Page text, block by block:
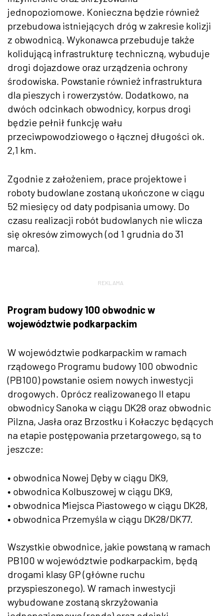
jednopoziomowe. Konieczna będzie również
przebudowa istniejących dróg w zakresie kolizji
z obwodnicą. Wykonawca przebuduje także
kolidującą infrastrukturę techniczną, wybuduje
drogi dojazdowe oraz urządzenia ochrony
środowiska. Powstanie również infrastruktura
dla pieszych i rowerzystów. Dodatkowo, na
dwóch odcinkach obwodnicy, korpus drogi
będzie pełnił funkcję wału
przeciwpowodziowego o łącznej długości ok.
2,1 km.
Zgodnie z założeniem, prace projektowe i
roboty budowlane zostaną ukończone w ciągu
52 miesięcy od daty podpisania umowy. Do
czasu realizacji robót budowlanych nie wlicza
się okresów zimowych (od 1 grudnia do 31
marca).
REKLAMA
Program budowy 100 obwodnic w
województwie podkarpackim
W województwie podkarpackim w ramach
rządowego Programu budowy 100 obwodnic
(PB100) powstanie osiem nowych inwestycji
drogowych. Oprócz realizowanego II etapu
obwodnicy Sanoka w ciągu DK28 oraz obwodnic
Pilzna, Jasła oraz Brzostku i Kołaczyc będących
na etapie postępowania przetargowego, są to
jeszcze:
• obwodnica Nowej Dęby w ciągu DK9,
• obwodnica Kolbuszowej w ciągu DK9,
• obwodnica Miejsca Piastowego w ciągu DK28,
• obwodnica Przemyśla w ciągu DK28/DK77.
Wszystkie obwodnice, jakie powstaną w ramach
PB100 w województwie podkarpackim, będą
drogami klasy GP (główne ruchu
przyspieszonego). W ramach inwestycji
wybudowane zostaną skrzyżowania